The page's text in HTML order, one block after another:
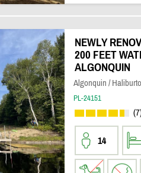
NEWLY
200 FEET
ALGONQUIN
Algonquin /
PL-24151
14